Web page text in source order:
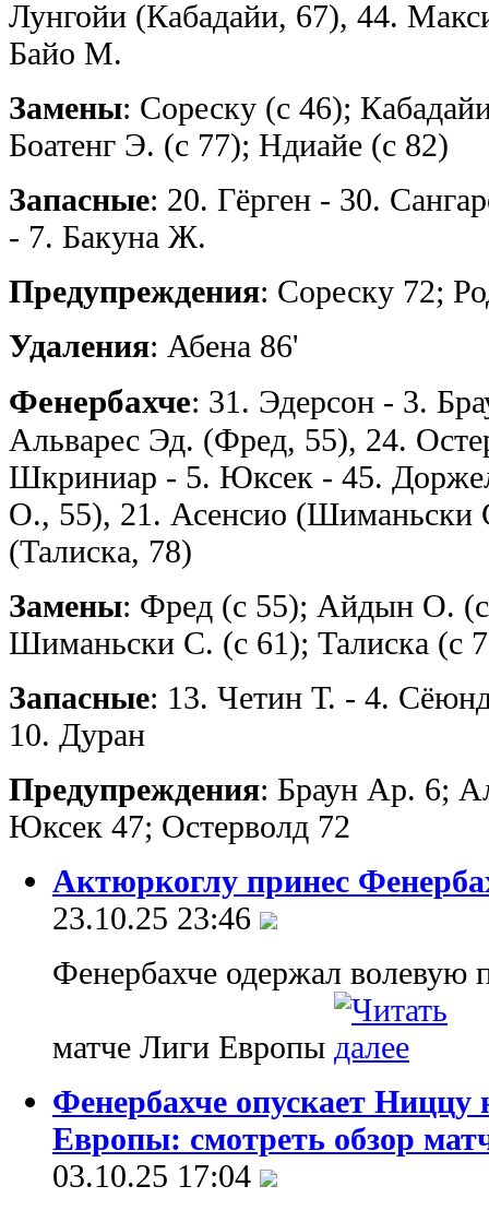
Лунгойи (Кабадайи, 67), 44.
Байо М.
Замены: Сореску (с 46);
Боатенг Э. (с 77); Ндиайе (с 82)
Запасные: 20. Гёрген - 30.
- 7. Бакуна Ж.
Предупреждения: Сореску 72;
Удаления: Абена 86'
Фенербахче: 31. Эдерсон - 3.
Альварес Эд. (Фред, 55), 24.
Шкриниар - 5. Юксек - 45.
О., 55), 21. Асенсио (Шиманьски
(Талиска, 78)
Замены: Фред (с 55); Айдын О.
Шиманьски С. (с 61); Талиска (с
Запасные: 13. Четин Т. - 4.
10. Дуран
Предупреждения: Браун Ар. 6;
Юксек 47; Остерволд 72
Актюркоглу принес
23.10.25 23:46
Фенербахче одержал волевую
матче Лиги Европы
Фенербахче опускает
Европы: смотреть обзор
03.10.25 17:04